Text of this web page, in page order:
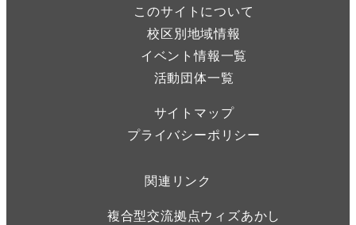
このサイトについて
校区別地域情報
イベント情報一覧
活動団体一覧
サイトマップ
プライバシーポリシー
関連リンク
複合型交流拠点ウィズあかし